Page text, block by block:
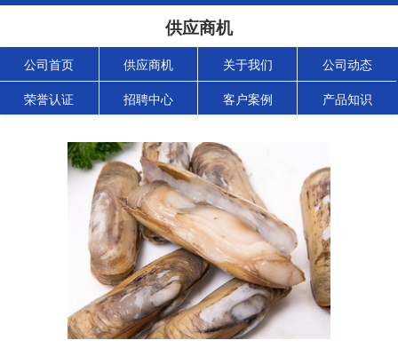
供应商机
公司首页 供应商机 关于我们 公司动态
荣誉认证 招聘中心 客户案例 产品知识